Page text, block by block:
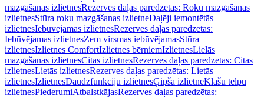
mazgāšanas izlietnesRezerves daļas paredzētas: Roku mazgāšanas
izlietnesStūra roku mazgāšanas izlietneDaļēji iemontētās
izlietnesIebūvējamas izlietnesRezerves daļas paredzētas:
Iebūvējamas izlietnesZem virsmas iebūvējamasStūra
izlietnesIzlietnes ComfortIzlietnes bērniemIzlietnesLielās
mazgāšanas izlietnesCitas izlietnesRezerves daļas paredzētas: Citas
izlietnesLietās izlietnesRezerves daļas paredzētas: Lietās
izlietnesIzlietnesDaudzfunkciju izlietnesĢipša izlietneKlašu telpu
izlietnesPiederumiAtbalstkājasRezerves daļas paredzētas: